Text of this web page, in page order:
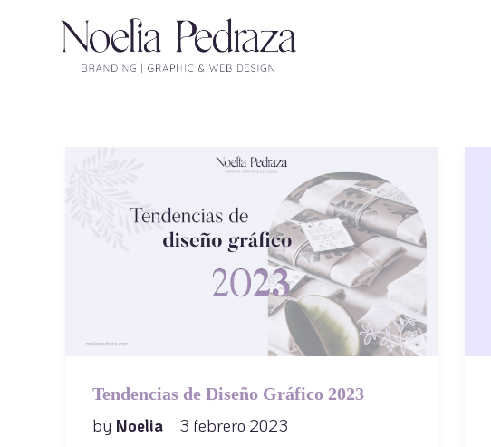
Tendencias de Diseño Gráfico 2023
by Noelia
3 febrero 2023